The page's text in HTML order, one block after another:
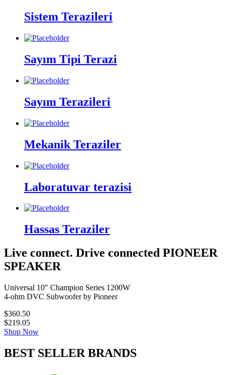
Sistem Terazileri
Sayım Tipi Terazi
Sayım Terazileri
Mekanik Teraziler
Laboratuvar terazisi
Hassas Teraziler
Live connect. Drive connected PIONEER
SPEAKER
Universal 10" Champion Series 1200W
4-ohm DVC Subwoofer by Pioneer
$360.50
$219.05
Shop Now
BEST SELLER BRANDS